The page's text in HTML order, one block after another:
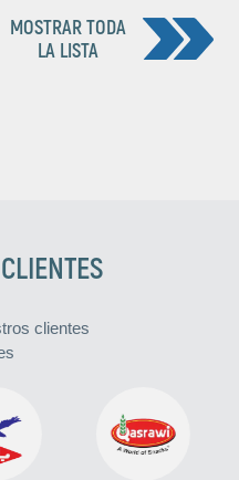
MOSTRAR TODA
LA LISTA
clientes